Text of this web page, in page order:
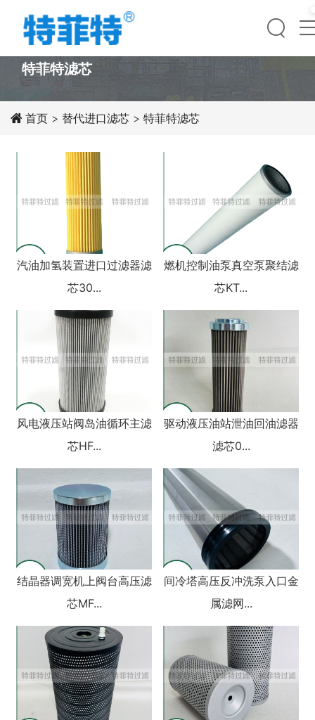
PRODUCT
特菲特滤芯
首页 > 替代进口滤芯 > 特菲特滤芯
汽油加氢装置进⼝过滤器滤
芯30...
燃机控制油泵真空泵聚结滤
芯KT...
风电液压站阀岛油循环主滤
芯HF...
驱动液压油站泄油回油滤器
滤芯0...
结晶器调宽机上阀台高压滤
芯MF...
间冷塔高压反冲洗泵入口金
属滤网...